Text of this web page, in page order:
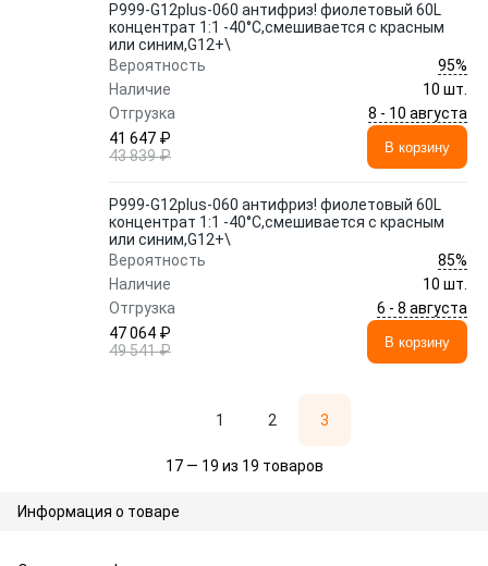
P999-G12plus-060 антифриз! фиолетовый 60L
концентрат 1:1 -40°C,смешивается с красным
или синим,G12+\
Вероятность
95%
Наличие
10 шт.
Отгрузка
8 - 10 августа
41 647 ₽
43 839 ₽
В корзину
P999-G12plus-060 антифриз! фиолетовый 60L
концентрат 1:1 -40°C,смешивается с красным
или синим,G12+\
Вероятность
85%
Наличие
10 шт.
Отгрузка
6 - 8 августа
47 064 ₽
49 541 ₽
В корзину
1 2 3
17 — 19 из 19 товаров
Информация о товаре